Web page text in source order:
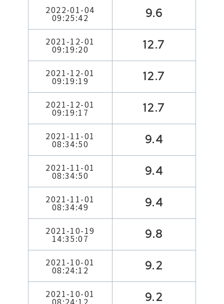
2022-01-04
09:25:42 9.6
2021-12-01
09:19:20 12.7
2021-12-01
09:19:19 12.7
2021-12-01
09:19:17 12.7
2021-11-01
08:34:50 9.4
2021-11-01
08:34:50 9.4
2021-11-01
08:34:49 9.4
2021-10-19
14:35:07 9.8
2021-10-01
08:24:12 9.2
2021-10-01
08:24:12 9.2